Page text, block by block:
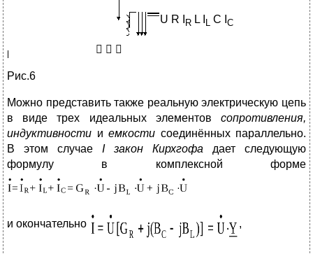
U R I R L I L C I C
  
Рис.6
Можно представить также реальную электрическую цепь
в виде трех идеальных элементов сопротивления,
индуктивности и емкости соединённых параллельно.
В этом случае I закон Кирхгофа дает следующую
формулу в комплексной форме
и окончательно ,